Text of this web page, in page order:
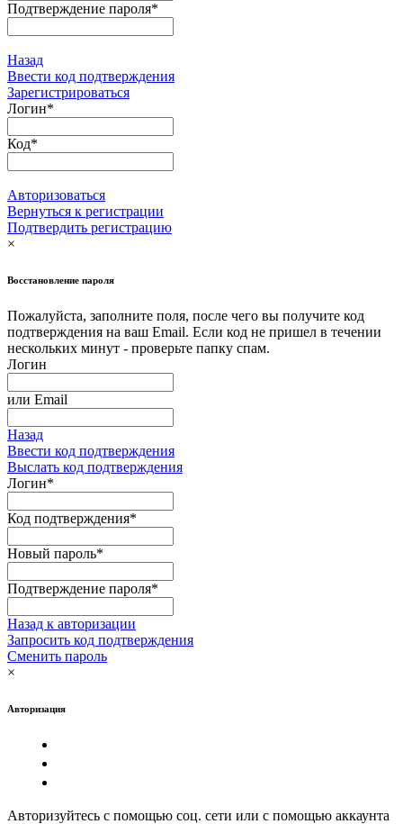
Подтверждение пароля*
Назад
Ввести код подтверждения
Зарегистрироваться
Логин*
Код*
Авторизоваться
Вернуться к регистрации
Подтвердить регистрацию
×
Восстановление пароля
Пожалуйста, заполните поля, после чего вы получите код
подтверждения на ваш Email. Если код не пришел в течении
нескольких минут - проверьте папку спам.
Логин
или Email
Назад
Ввести код подтверждения
Выслать код подтверждения
Логин*
Код подтверждения*
Новый пароль*
Подтверждение пароля*
Назад к авторизации
Запросить код подтверждения
Сменить пароль
×
Авторизация
Авторизуйтесь с помощью соц. сети или с помощью аккаунта